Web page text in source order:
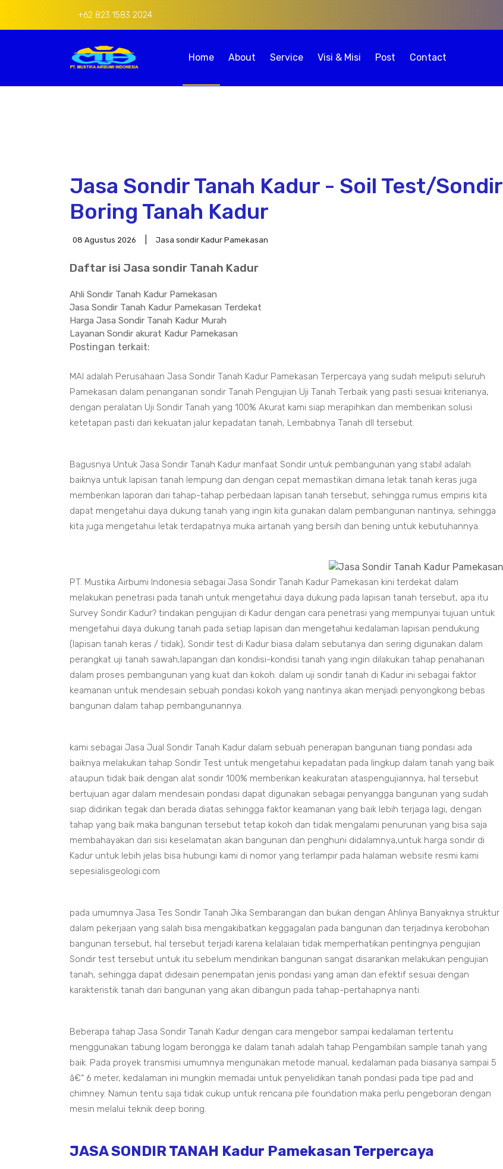
+62 823 1583 2024
Home About Service Visi & Misi Post Contact
Jasa Sondir Tanah Kadur - Soil Test/Sondir
Boring Tanah Kadur
08 Agustus 2026 Jasa sondir Kadur Pamekasan
Daftar isi Jasa sondir Tanah Kadur
Ahli Sondir Tanah Kadur Pamekasan
Jasa Sondir Tanah Kadur Pamekasan Terdekat
Harga Jasa Sondir Tanah Kadur Murah
Layanan Sondir akurat Kadur Pamekasan
Postingan terkait:
MAI adalah Perusahaan Jasa Sondir Tanah Kadur Pamekasan Terpercaya yang sudah meliputi seluruh
Pamekasan dalam penanganan sondir Tanah Pengujian Uji Tanah Terbaik yang pasti sesuai kriterianya,
dengan peralatan Uji Sondir Tanah yang 100% Akurat kami siap merapihkan dan memberikan solusi
ketetapan pasti dari kekuatan jalur kepadatan tanah, Lembabnya Tanah dll tersebut.
Bagusnya Untuk Jasa Sondir Tanah Kadur manfaat Sondir untuk pembangunan yang stabil adalah
baiknya untuk lapisan tanah lempung dan dengan cepat memastikan dimana letak tanah keras juga
memberikan laporan dari tahap-tahap perbedaan lapisan tanah tersebut, sehingga rumus empiris kita
dapat mengetahui daya dukung tanah yang ingin kita gunakan dalam pembangunan nantinya, sehingga
kita juga mengetahui letak terdapatnya muka airtanah yang bersih dan bening untuk kebutuhannya.
PT. Mustika Airbumi Indonesia sebagai Jasa Sondir Tanah Kadur Pamekasan kini terdekat dalam
melakukan penetrasi pada tanah untuk mengetahui daya dukung pada lapisan tanah tersebut, apa itu
Survey Sondir Kadur? tindakan pengujian di Kadur dengan cara penetrasi yang mempunyai tujuan untuk
mengetahui daya dukung tanah pada setiap lapisan dan mengetahui kedalaman lapisan pendukung
(lapisan tanah keras / tidak), Sondir test di Kadur biasa dalam sebutanya dan sering digunakan dalam
perangkat uji tanah sawah,lapangan dan kondisi-kondisi tanah yang ingin dilakukan tahap penahanan
dalam proses pembangunan yang kuat dan kokoh. dalam uji sondir tanah di Kadur ini sebagai faktor
keamanan untuk mendesain sebuah pondasi kokoh yang nantinya akan menjadi penyongkong bebas
bangunan dalam tahap pembangunannya.
kami sebagai Jasa Jual Sondir Tanah Kadur dalam sebuah penerapan bangunan tiang pondasi ada
baiknya melakukan tahap Sondir Test untuk mengetahui kepadatan pada lingkup dalam tanah yang baik
ataupun tidak baik dengan alat sondir 100% memberikan keakuratan ataspengujiannya, hal tersebut
bertujuan agar dalam mendesain pondasi dapat digunakan sebagai penyangga bangunan yang sudah
siap didirikan tegak dan berada diatas sehingga faktor keamanan yang baik lebih terjaga lagi, dengan
tahap yang baik maka bangunan tersebut tetap kokoh dan tidak mengalami penurunan yang bisa saja
membahayakan dari sisi keselamatan akan bangunan dan penghuni didalamnya,untuk harga sondir di
Kadur untuk lebih jelas bisa hubungi kami di nomor yang terlampir pada halaman website resmi kami
sepesialisgeologi.com
pada umumnya Jasa Tes Sondir Tanah Jika Sembarangan dan bukan dengan Ahlinya Banyaknya struktur
dalam pekerjaan yang salah bisa mengakibatkan keggagalan pada bangunan dan terjadinya kerobohan
bangunan tersebut, hal tersebut terjadi karena kelalaian tidak memperhatikan pentingnya pengujian
Sondir test tersebut untuk itu sebelum mendirikan bangunan sangat disarankan melakukan pengujian
tanah, sehingga dapat didesain penempatan jenis pondasi yang aman dan efektif sesuai dengan
karakteristik tanah dari bangunan yang akan dibangun pada tahap-pertahapnya nanti.
Beberapa tahap Jasa Sondir Tanah Kadur dengan cara mengebor sampai kedalaman tertentu
menggunakan tabung logam berongga ke dalam tanah adalah tahap Pengambilan sample tanah yang
baik. Pada proyek transmisi umumnya mengunakan metode manual, kedalaman pada biasanya sampai 5
â€“ 6 meter, kedalaman ini mungkin memadai untuk penyelidikan tanah pondasi pada tipe pad and
chimney. Namun tentu saja tidak cukup untuk rencana pile foundation maka perlu pengeboran dengan
mesin melalui teknik deep boring.
JASA SONDIR TANAH Kadur Pamekasan Terpercaya